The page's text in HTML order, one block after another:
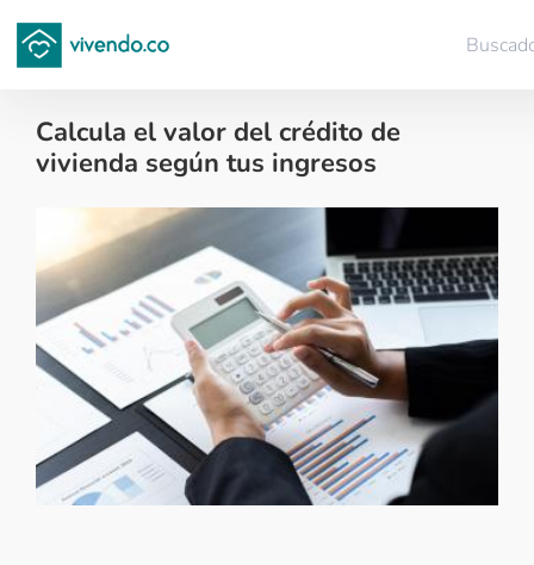
Calcula el valor del crédito de
vivienda según tus ingresos
Financiación de vivienda - 2017-07-24
Guardar